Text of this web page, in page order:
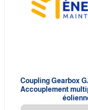
Coupling Gearbox
Accouplement